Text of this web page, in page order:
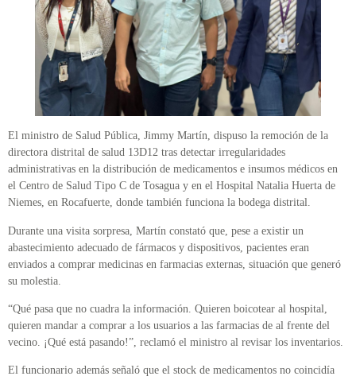
El ministro de Salud Pública, Jimmy Martín, dispuso la remoción de la
directora distrital de salud 13D12 tras detectar irregularidades
administrativas en la distribución de medicamentos e insumos médicos en
el Centro de Salud Tipo C de Tosagua y en el Hospital Natalia Huerta de
Niemes, en Rocafuerte, donde también funciona la bodega distrital.
Durante una visita sorpresa, Martín constató que, pese a existir un
abastecimiento adecuado de fármacos y dispositivos, pacientes eran
enviados a comprar medicinas en farmacias externas, situación que generó
su molestia.
“Qué pasa que no cuadra la información. Quieren boicotear al hospital,
quieren mandar a comprar a los usuarios a las farmacias de al frente del
vecino. ¡Qué está pasando!”, reclamó el ministro al revisar los inventarios.
El funcionario además señaló que el stock de medicamentos no coincidía